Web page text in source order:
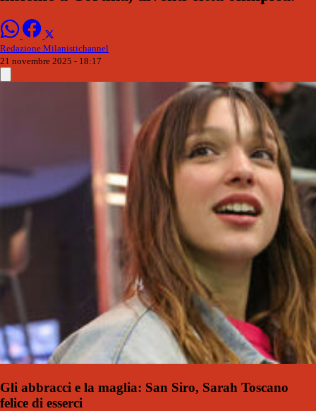
Redazione Milanistichannel
21 novembre 2025 - 18:17
Gli abbracci e la maglia: San Siro, Sarah Toscano
felice di esserci